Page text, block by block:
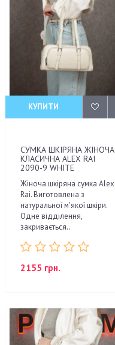
КУПИТИ
СУМКА ШКІРЯНА ЖІНОЧА
КЛАСИЧНА ALEX RAI
2090-9 WHITE
Жіноча шкіряна сумка Alex
Rai. Виготовлена з
натуральної м'якої шкіри.
Одне відділення,
закривається..
2155 грн.